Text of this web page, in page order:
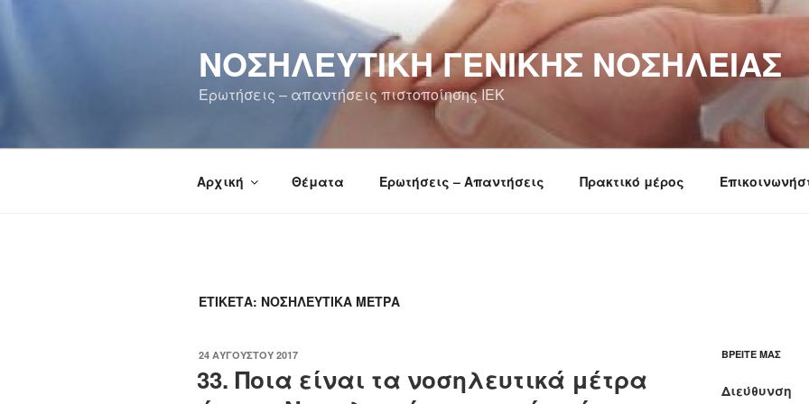
ΝΟΣΗΛΕΥΤΙΚΉ ΓΕΝΙΚΉΣ ΝΟΣΗΛΕΊΑΣ
Ερωτήσεις – απαντήσεις πιστοποίησης ΙΕΚ
Αρχική Θέματα Ερωτήσεις – Απαντήσεις Πρακτικό μέρος
ΕΤΙΚΈΤΑ: ΝΟΣΗΛΕΥΤΙΚΆ ΜΈΤΡΑ
ΔΗΜΟΣΙΕΎΤΗΚΕ
24 ΑΥΓΟΎΣΤΟΥ 2017
33. Ποια είναι τα νοσηλευτικά μέτρα
ΒΡΕΊΤΕ ΜΑΣ
Διεύθυνση